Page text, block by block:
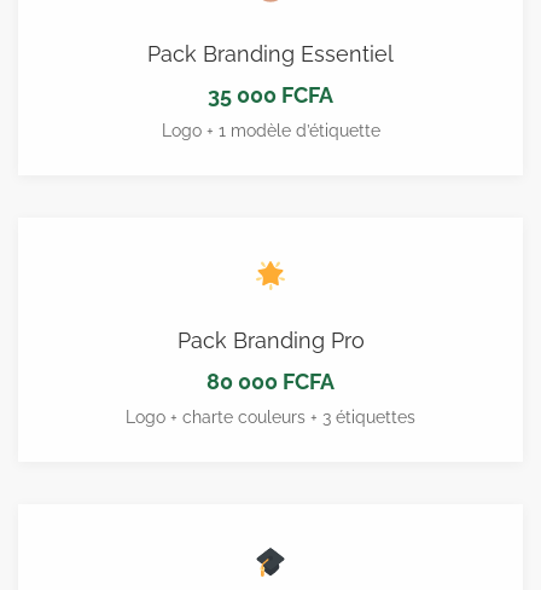
Pack Branding Essentiel
35 000 FCFA
Logo + 1 modèle d’étiquette
Pack Branding Pro
80 000 FCFA
Logo + charte couleurs + 3 étiquettes